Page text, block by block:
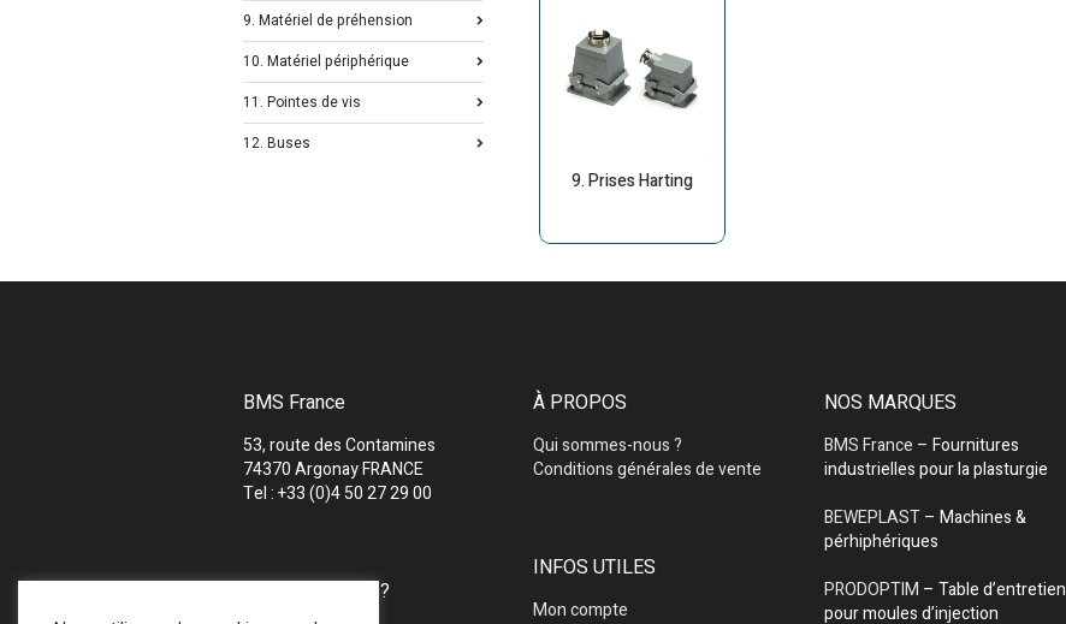
9. Prises Harting
9. Matériel de préhension
10. Matériel périphérique
11. Pointes de vis
12. Buses
BMS France
53, route des Contamines
74370 Argonay FRANCE
Tel : +33 (0)4 50 27 29 00
UNE QUESTION ?
À PROPOS
Qui sommes-nous ?
Conditions générales de vente
INFOS UTILES
Mon compte
NOS MARQUES
BMS France – Fournitures
industrielles pour la plasturgie
BEWEPLAST– Machines &
pérhiphériques
PRODOPTIM – Table d’entretien
pour moules d’injection